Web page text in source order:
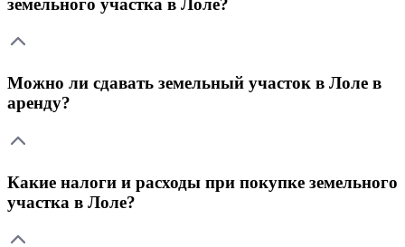
земельного участка в Лоле?
Можно ли сдавать земельный участок в Лоле в
аренду?
Какие налоги и расходы при покупке земельного
участка в Лоле?